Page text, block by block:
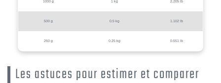
1000 g 1 kg 2.205 lb
500 g 0.5 kg 1.102 lb
250 g 0.25 kg 0.551 lb
Les astuces pour estimer et comparer